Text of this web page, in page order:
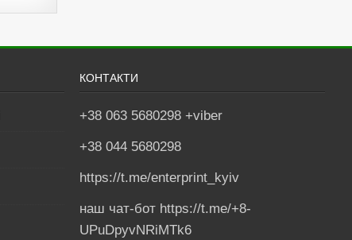
КОНТАКТИ
+38 063 5680298 +viber
+38 044 5680298
https://t.me/enterprint_kyiv
наш чат-бот https://t.me/+8-
UPuDpyvNRiMTk6